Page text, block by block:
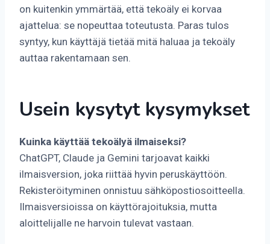
on kuitenkin ymmärtää, että tekoäly ei korvaa
ajattelua: se nopeuttaa toteutusta. Paras tulos
syntyy, kun käyttäjä tietää mitä haluaa ja tekoäly
auttaa rakentamaan sen.
Usein kysytyt kysymykset
Kuinka käyttää tekoälyä ilmaiseksi?
ChatGPT, Claude ja Gemini tarjoavat kaikki
ilmaisversion, joka riittää hyvin peruskäyttöön.
Rekisteröityminen onnistuu sähköpostiosoitteella.
Ilmaisversioissa on käyttörajoituksia, mutta
aloittelijalle ne harvoin tulevat vastaan.